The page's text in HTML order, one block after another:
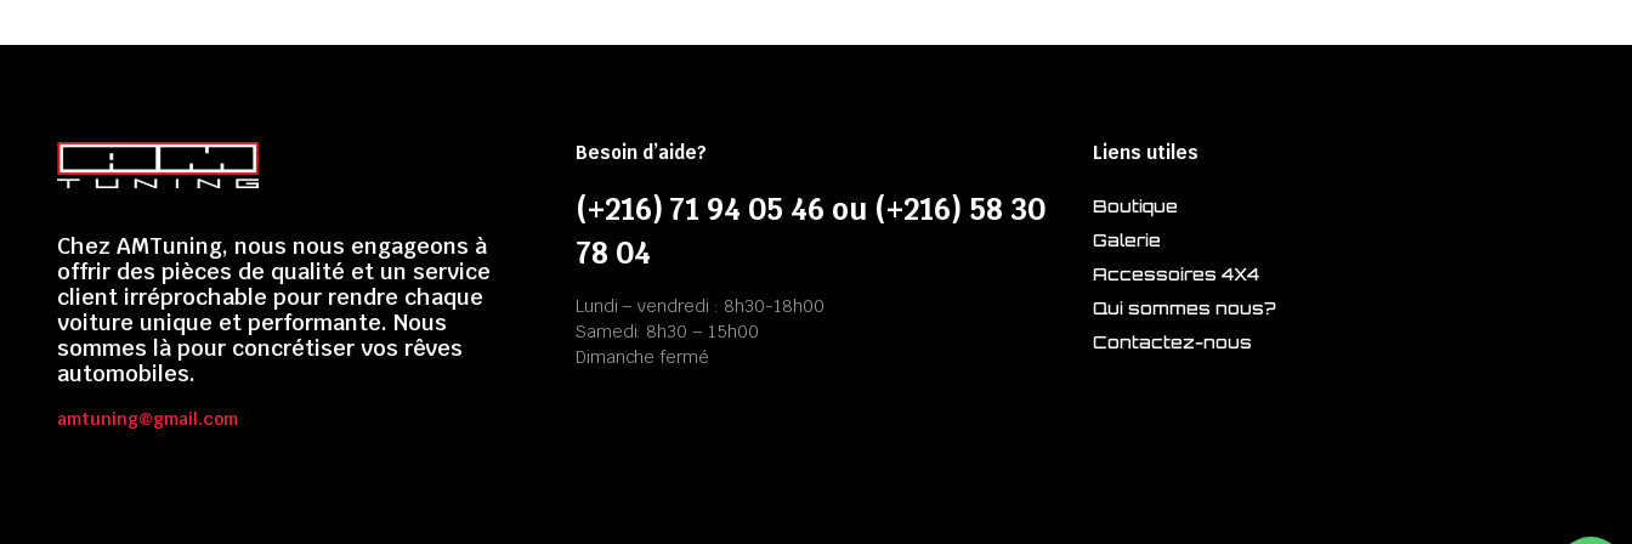
Chez AMTuning, nous nous engageons à
offrir des pièces de qualité et un service
client irréprochable pour rendre chaque
voiture unique et performante. Nous
sommes là pour concrétiser vos rêves
automobiles.
amtuning@gmail.com
Besoin d’aide?
(+216) 71 94 05 46 ou (+216) 58 30
78 04
Lundi – vendredi : 8h30-18h00
Samedi: 8h30 – 15h00
Dimanche fermé
Liens utiles
Boutique
Galerie
Accessoires 4X4
Qui sommes nous?
Contactez-nous